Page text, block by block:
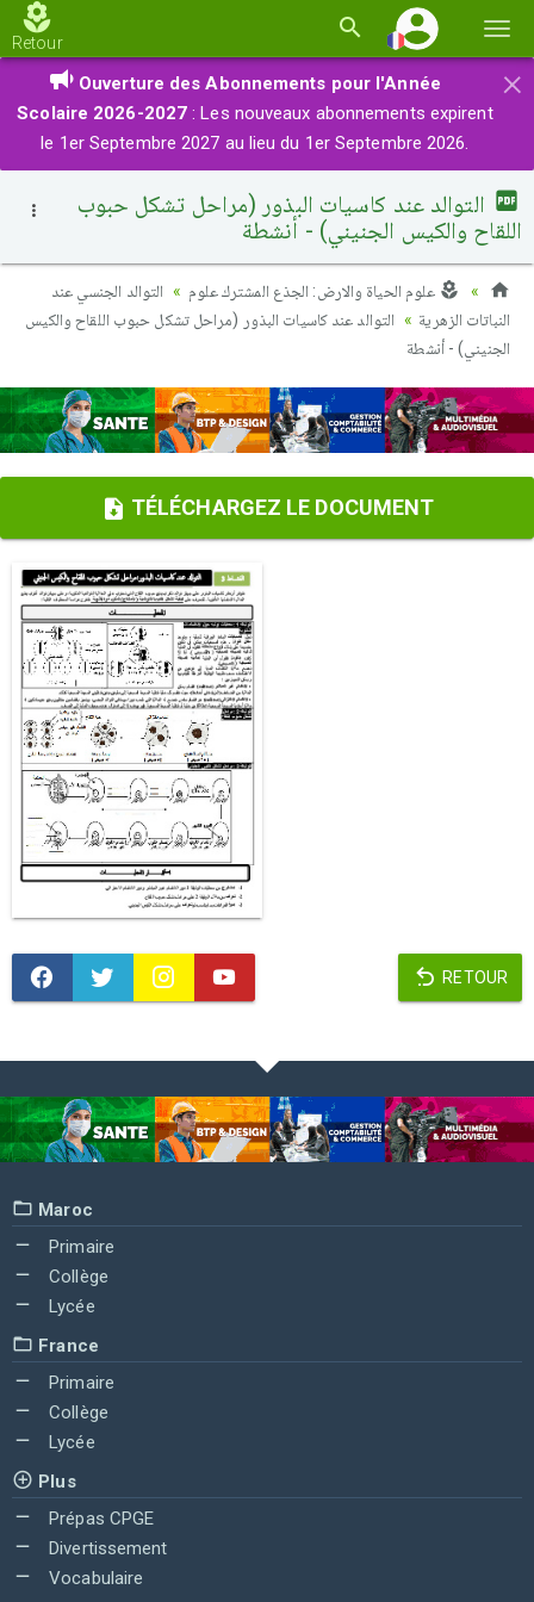
la
Retour
×
Ouverture des Abonnements pour l'Année
Scolaire 2026-2027 : Les nouveaux abonnements expirent
le 1er Septembre 2027 au lieu du 1er Septembre 2026.
التوالد عند كاسيات البذور (مراحل تشكل حبوب
اللقاح والكيس الجنيني) - أنشطة
علوم الحياة والارض: الجذع المشترك علوم
التوالد الجنسي عند
النباتات الزهرية
التوالد عند كاسيات البذور (مراحل تشكل حبوب اللقاح والكيس
الجنيني) - أنشطة
TÉLÉCHARGEZ LE DOCUMENT
RETOUR
Maroc
Primaire
Collège
Lycée
France
Primaire
Collège
Lycée
Plus
Prépas CPGE
Divertissement
Vocabulaire